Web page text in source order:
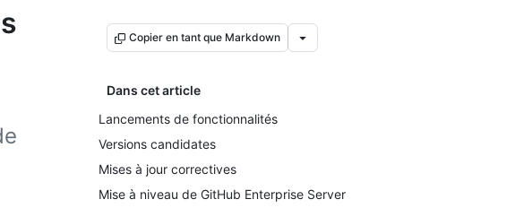
Copier en tant que Markdown
Dans cet article
Lancements de fonctionnalités
Versions candidates
Mises à jour correctives
Mise à niveau de GitHub Enterprise Server